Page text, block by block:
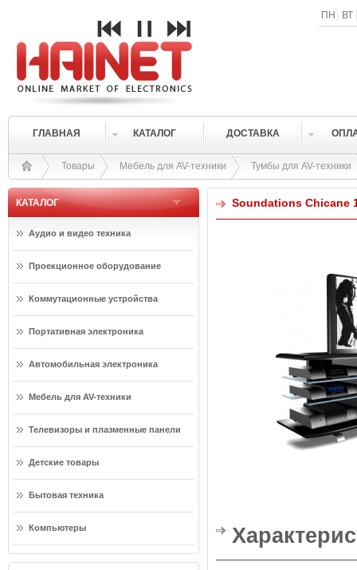
ПН ВТ
ГЛАВНАЯ КАТАЛОГ ДОСТАВКА
Товары Мебель для AV-техники Тумбы для AV-техники
КАТАЛОГ
Аудио и видео техника
Проекционное оборудование
Коммутационные устройства
Портативная электроника
Автомобильная электроника
Мебель для AV-техники
Телевизоры и плазменные панели
Детские товары
Бытовая техника
Компьютеры
Soundations Chicane